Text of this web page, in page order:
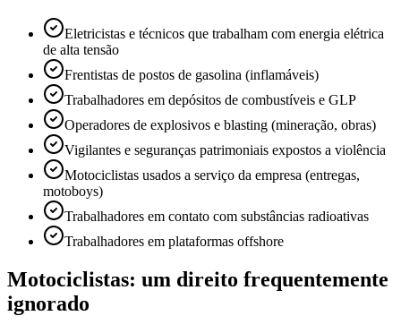
Eletricistas e técnicos que trabalham com energia elétrica
de alta tensão
Frentistas de postos de gasolina (inflamáveis)
Trabalhadores em depósitos de combustíveis e GLP
Operadores de explosivos e blasting (mineração, obras)
Vigilantes e seguranças patrimoniais expostos a violência
Motociclistas usados a serviço da empresa (entregas,
motoboys)
Trabalhadores em contato com substâncias radioativas
Trabalhadores em plataformas offshore
Motociclistas: um direito frequentemente
ignorado